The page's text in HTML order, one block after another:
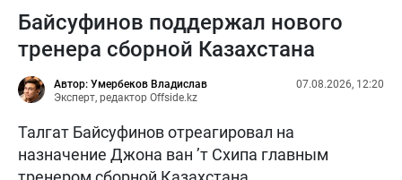
Байсуфинов поддержал нового
тренера сборной Казахстана
Автор: Умербеков Владислав
Эксперт, редактор Offside.kz
07.08.2026, 12:20
Талгат Байсуфинов отреагировал на
назначение Джона ван ’т Схипа главным